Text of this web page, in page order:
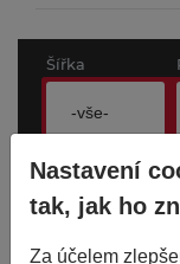
Šířka
-vše-
hlavní filtr
Nastavení
tak, jak ho
Za účelem